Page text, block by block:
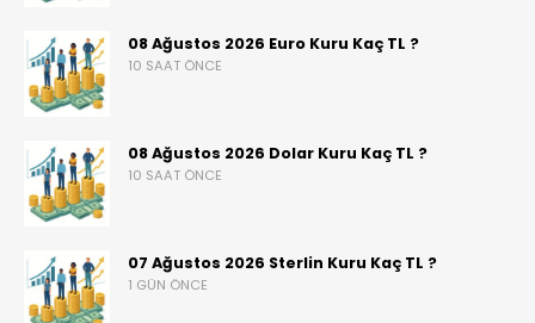
08 Ağustos 2026 Euro Kuru Kaç TL ?
10 SAAT ÖNCE
08 Ağustos 2026 Dolar Kuru Kaç TL ?
10 SAAT ÖNCE
07 Ağustos 2026 Sterlin Kuru Kaç TL ?
1 GÜN ÖNCE